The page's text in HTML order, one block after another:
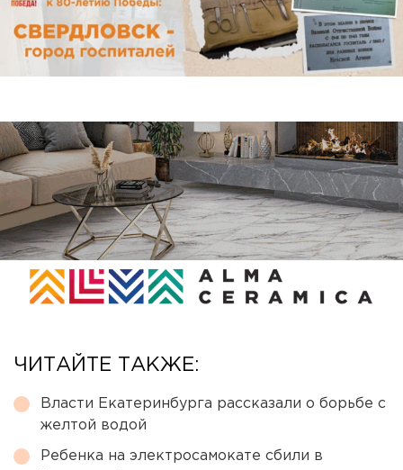
ЧИТАЙТЕ ТАКЖЕ:
Власти Екатеринбурга рассказали о борьбе с
желтой водой
Ребенка на электросамокате сбили в